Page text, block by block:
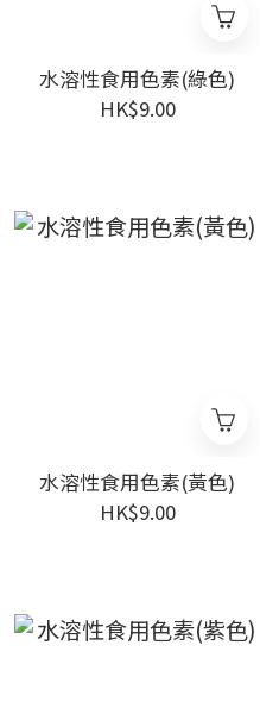
水溶性食用色素(綠色)
HK$9.00
水溶性食用色素(黃色)
HK$9.00